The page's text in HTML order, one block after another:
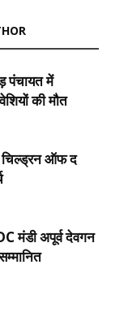
पंचायत में
की मौत
ऑफ द
मंडी अपूर्व देवगन